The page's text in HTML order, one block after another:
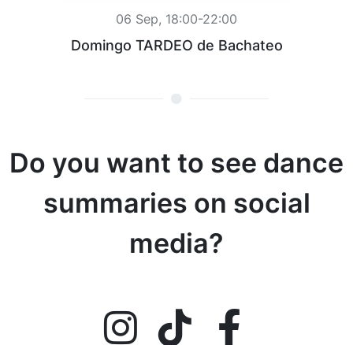
06 Sep, 18:00-22:00
Domingo TARDEO de Bachateo
Do you want to see dance
summaries on social
media?